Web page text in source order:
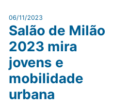
06/11/2023
Salão de Milão
2023 mira
jovens e
mobilidade
urbana